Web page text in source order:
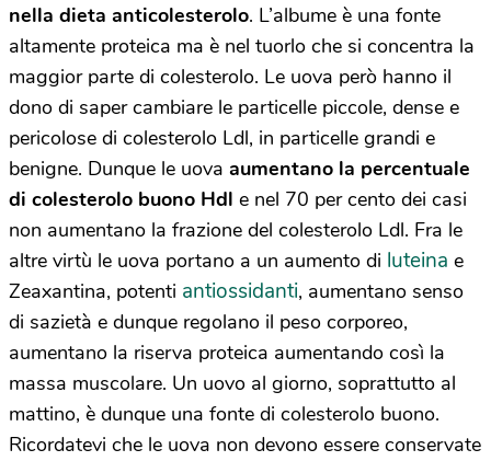
nella dieta anticolesterolo. L’albume è una fonte
altamente proteica ma è nel tuorlo che si concentra la
maggior parte di colesterolo. Le uova però hanno il
dono di saper cambiare le particelle piccole, dense e
pericolose di colesterolo Ldl, in particelle grandi e
benigne. Dunque le uova aumentano la percentuale
di colesterolo buono Hdl e nel 70 per cento dei casi
non aumentano la frazione del colesterolo Ldl. Fra le
altre virtù le uova portano a un aumento di luteina e
Zeaxantina, potenti antiossidanti, aumentano senso
di sazietà e dunque regolano il peso corporeo,
aumentano la riserva proteica aumentando così la
massa muscolare. Un uovo al giorno, soprattutto al
mattino, è dunque una fonte di colesterolo buono.
Ricordatevi che le uova non devono essere conservate